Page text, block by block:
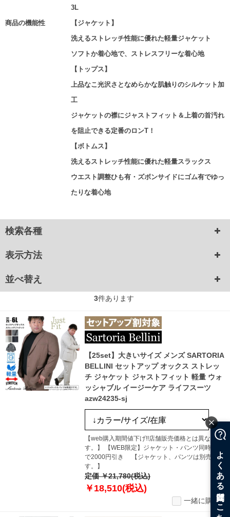
3L
商品の機能性
【ジャケット】
洗えるストレッチ性能に優れた軽量ジャケット
ソフトか着心地で、ストレスフリーな着心地
【トップス】
上品なこ光沢さとなめらかな肌触りのシルケット加
工
ジャケットの襟にジャストフィット＆上着の首汚れ
を阻止できる定番のロンT！
【ボトムス】
洗えるストレッチ性能に優れた軽量スラックス
ウエスト調整ひも有・ズボンサイドにゴム有でゆっ
たりな着心地
検索各種
表示方法
並べ替え
3件あります
【25set】大きいサイズ メンズ SARTORIA
BELLINI セットアップ オックス ストレッ
チ ジャケット ジャストフィット 軽量 ウォ
ッシャブル イージーケア ライフスーツ
azw24235-sj
【web購入期間値下げ!!店舗販売価格とは異なりま
す。】 【WEB限定】ジャケット・パンツ同時購入
で2000円引き 【ジャケット、パンツは別売りで
す。】
定価 ￥21,780(税込)
￥18,510(税込)
一緒に購入